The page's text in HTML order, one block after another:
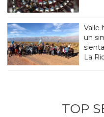
Valle
un
La
TOP